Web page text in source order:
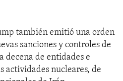
también emitió una orden
sanciones y controles de
decena de entidades e
actividades nucleares, de